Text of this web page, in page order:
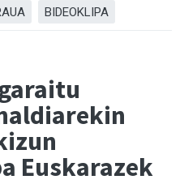
BIDEOKLIPA
Euskarazek